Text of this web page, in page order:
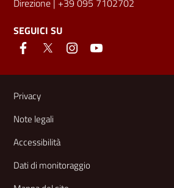
Direzione | +39 095 7102702
SEGUICI SU
Link e informazioni utili
Privacy
Note legali
Accessibilità
Dati di monitoraggio